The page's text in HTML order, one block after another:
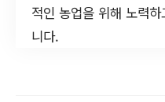
적인 농업을 위해 노력
니다.